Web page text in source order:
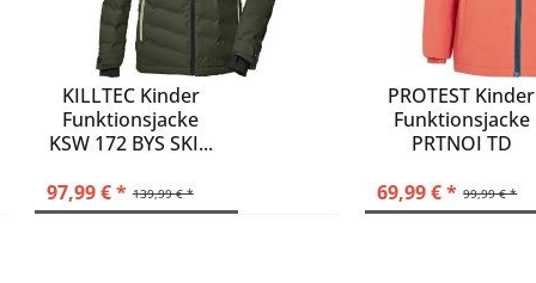
KILLTEC Kinder
Funktionsjacke
KSW 172 BYS SKI...
139,99 € *
97,99 € *
PROTEST Kinder
Funktionsjacke
PRTNOI TD
99,99 € *
69,99 € *